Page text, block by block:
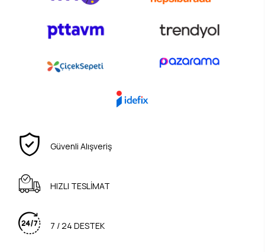
Güvenli Alışveriş
HIZLI TESLİMAT
7 / 24 DESTEK